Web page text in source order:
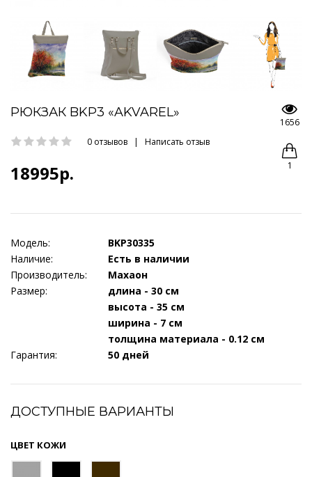
РЮКЗАК BKP3 «AKVAREL»
0 отзывов | Написать отзыв
18995р.
1656
1
Модель:
BKP30335
Наличие:
Есть в наличии
Производитель:
Махаон
Размер:
длина - 30 см
высота - 35 см
ширина - 7 см
толщина материала - 0.12 см
Гарантия:
50 дней
ДОСТУПНЫЕ ВАРИАНТЫ
ЦВЕТ КОЖИ